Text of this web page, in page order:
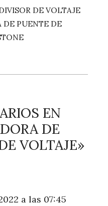
DE VOLTAJE
DE PUENTE DE
EN
DE
VOLTAJE»
a las 07:45